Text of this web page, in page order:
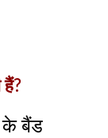
हैं?
के बैंड